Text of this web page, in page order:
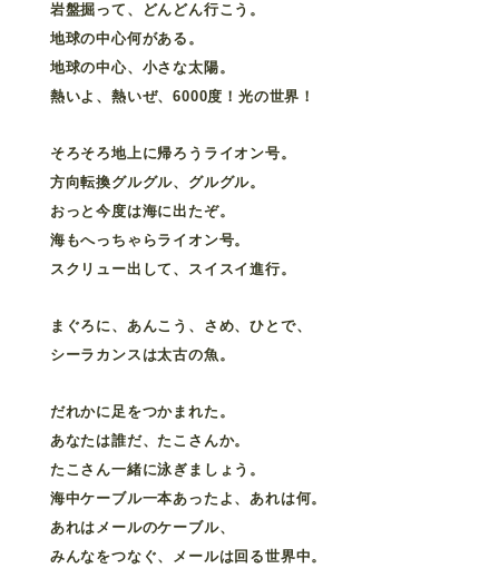
岩盤掘って、どんどん行こう。
地球の中心何がある。
地球の中心、小さな太陽。
熱いよ、熱いぜ、6000度！光の世界！
そろそろ地上に帰ろうライオン号。
方向転換グルグル、グルグル。
おっと今度は海に出たぞ。
海もへっちゃらライオン号。
スクリュー出して、スイスイ進行。
まぐろに、あんこう、さめ、ひとで、
シーラカンスは太古の魚。
だれかに足をつかまれた。
あなたは誰だ、たこさんか。
たこさん一緒に泳ぎましょう。
海中ケーブル一本あったよ、あれは何。
あれはメールのケーブル、
みんなをつなぐ、メールは回る世界中。